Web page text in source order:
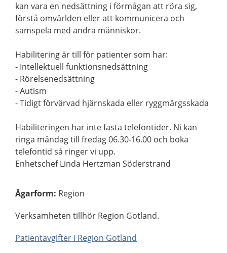
kan vara en nedsättning i förmågan att röra sig,
förstå omvärlden eller att kommunicera och
samspela med andra människor.
Habilitering är till för patienter som har:
- Intellektuell funktionsnedsättning
- Rörelsenedsättning
- Autism
- Tidigt förvärvad hjärnskada eller ryggmärgsskada
Habiliteringen har inte fasta telefontider. Ni kan
ringa måndag till fredag 06.30-16.00 och boka
telefontid så ringer vi upp.
Enhetschef Linda Hertzman Söderstrand
Ägarform: Region
Verksamheten tillhör Region Gotland.
Patientavgifter i Region Gotland